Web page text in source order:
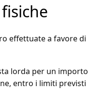
effettuate a favore di
lorda per un importo
entro i limiti previsti